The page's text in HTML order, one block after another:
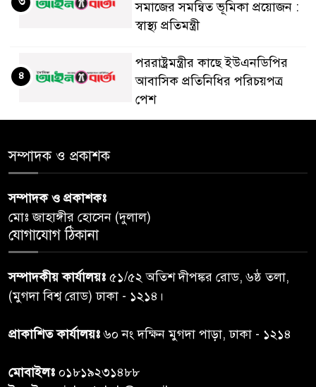
সমাজের সমন্বিত ভূমিকা প্রয়োজন :
স্বাস্থ্য প্রতিমন্ত্রী
পররাষ্ট্রমন্ত্রীর কা‌ছে ইউএনডিপির
আবাসিক প্রতিনিধির পরিচয়পত্র
পেশ
৪
৫
ঝড়বৃষ্টির পূর্বাভাস
৬
অনুশ্রীর, মিলল হারমোনিয়াম
উপহার
৭
২০ আগস্ট রাষ্ট্রপতি নির্বাচন,
সম্পাদক ও প্রকাশক
সম্পাদক ও প্রকাশকঃ
মোঃ জাহাঙ্গীর হোসেন (দুলাল)
যোগাযোগ ঠিকানা
সম্পাদকীয় কার্যালয়ঃ ৫১/৫২ অতিশ দীপঙ্কর রোড, ৬ষ্ঠ তলা,
(মুগদা বিশ্ব রোড) ঢাকা - ১২১৪।
প্রাকাশিত কার্যালয়ঃ৬০ নং দক্ষিন মুগদা পাড়া, ঢাকা - ১২১৪
মোবাইলঃ ০১৮১৯২৩১৪৮৮